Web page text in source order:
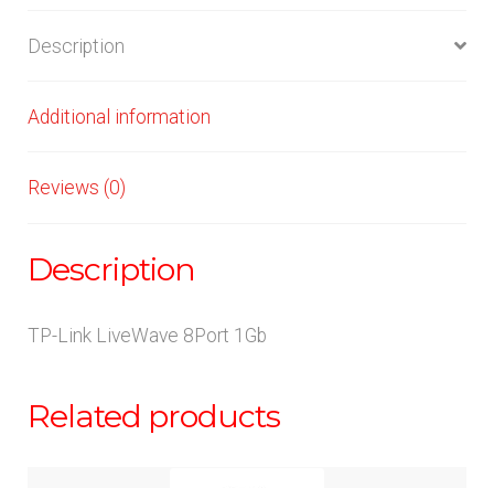
Description
Additional information
Reviews (0)
Description
TP-Link LiveWave 8Port 1Gb
Related products